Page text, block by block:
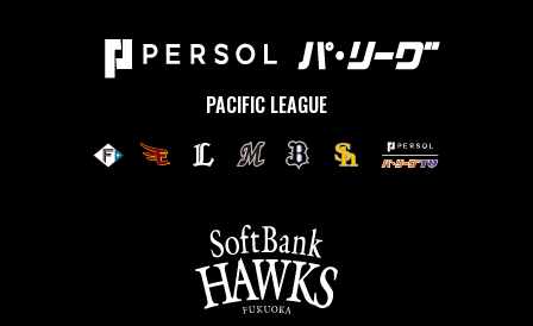
PACIFIC LEAGUE